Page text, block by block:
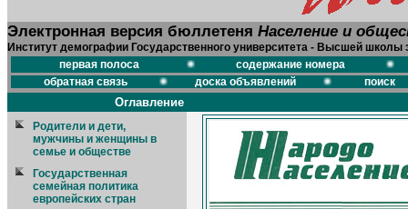
Электронная версия бюллетеня Население и
Институт демографии Государственного университета - Высшей школы
первая полоса
содержание номера
обратная связь
доска объявлений поиск
Оглавление
Родители и дети,
мужчины и женщины в
семье и обществе
Государственная
семейная политика
европейских стран